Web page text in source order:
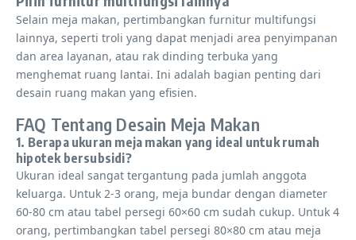
Selain meja makan, pertimbangkan furnitur multifungsi
lainnya, seperti troli yang dapat menjadi area penyimpanan
dan area layanan, atau rak dinding terbuka yang
menghemat ruang lantai. Ini adalah bagian penting dari
desain ruang makan yang efisien.
FAQ Tentang Desain Meja Makan
1. Berapa ukuran meja makan yang ideal untuk rumah
hipotek bersubsidi?
Ukuran ideal sangat tergantung pada jumlah anggota
keluarga. Untuk 2-3 orang, meja bundar dengan diameter
60-80 cm atau tabel persegi 60×60 cm sudah cukup. Untuk 4
orang, pertimbangkan tabel persegi 80×80 cm atau meja